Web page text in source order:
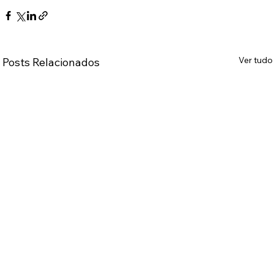
Posts Relacionados Ver tudo